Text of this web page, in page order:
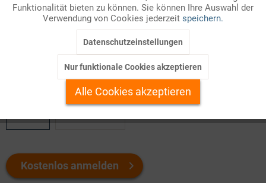
Lizenzzwang der Besatzungsmächte bis hin zu den aktuellen
Bestrebungen, mit „E-Papers“ Umsatzeinbußen zu
kompensieren. Hier herunterladen!
Welchen Download brauchen Sie?
Kostenlos anmelden
Marketing Inaktiv
Personalisierung Inaktiv
Service
Funktionalität bieten zu können. Sie können Ihre Auswahl der
Verwendung von Cookies jederzeit speichern.
Datenschutzeinstellungen
Nur funktionale Cookies akzeptieren
Alle Cookies akzeptieren